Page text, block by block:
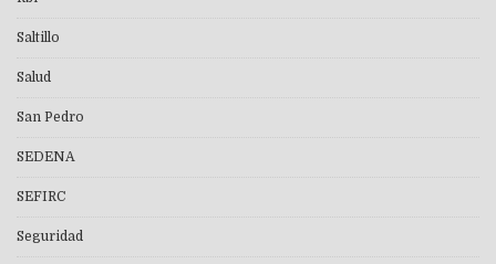
Saltillo
Salud
San Pedro
SEDENA
SEFIRC
Seguridad